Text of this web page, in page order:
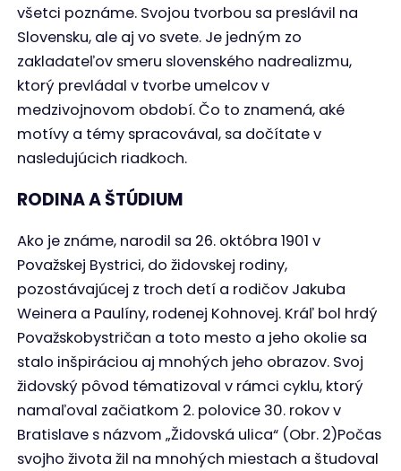
všetci poznáme. Svojou tvorbou sa preslávil na
Slovensku, ale aj vo svete. Je jedným zo
zakladateľov smeru slovenského nadrealizmu,
ktorý prevládal v tvorbe umelcov v
medzivojnovom období. Čo to znamená, aké
motívy a témy spracovával, sa dočítate v
nasledujúcich riadkoch.
RODINA A ŠTÚDIUM
Ako je známe, narodil sa 26. októbra 1901 v
Považskej Bystrici, do židovskej rodiny,
pozostávajúcej z troch detí a rodičov Jakuba
Weinera a Paulíny, rodenej Kohnovej. Kráľ bol hrdý
Považskobystričan a toto mesto a jeho okolie sa
stalo inšpiráciou aj mnohých jeho obrazov. Svoj
židovský pôvod tématizoval v rámci cyklu, ktorý
namaľoval začiatkom 2. polovice 30. rokov v
Bratislave s názvom „Židovská ulica“ (Obr. 2)Počas
svojho života žil na mnohých miestach a študoval